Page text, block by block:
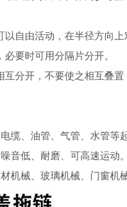
以自由活动，在半径方
，必要时可用分隔片分开
分开，不要使之相互叠
缆、油管、气管、水管等
音低、耐磨、可高速运动。
机械、玻璃机械、门窗机